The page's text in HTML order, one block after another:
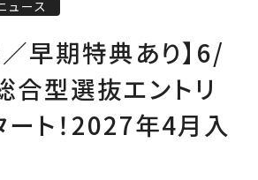
ュース
早期特典あり】6/
合型選抜エントリ
ト！2027年4月入